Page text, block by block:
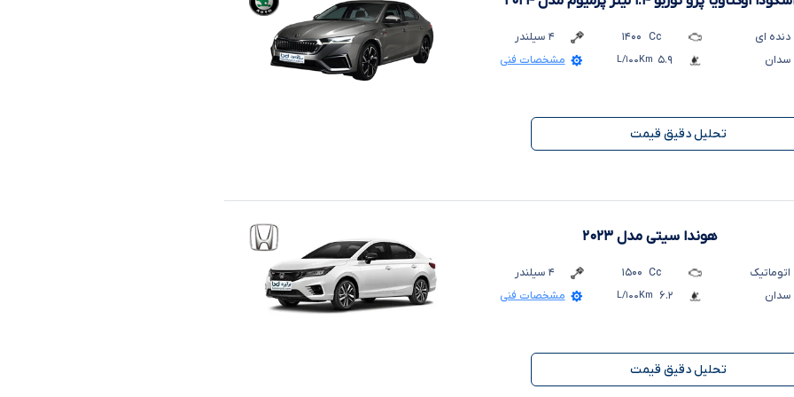
دنده ای Cc ۱۴۰۰ ۴ سیلندر
سدان
۵.۹ L/۱۰۰Km مشخصات فنی
تحلیل دقیق قیمت
هوندا سیتی مدل ۲۰۲۳
اتوماتیک Cc ۱۵۰۰ ۴ سیلندر
سدان
۶.۲ L/۱۰۰Km مشخصات فنی
تحلیل دقیق قیمت